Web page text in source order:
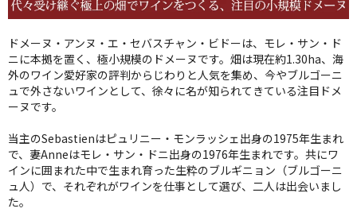
ドメーヌ・アンヌ・エ・セバスチャン・ビドーは、モレ・サン・ド
ニに本拠を置く、極小規模のドメーヌです。畑は現在約1.30ha、海
外のワイン愛好家の評判からじわりと人気を集め、今やブルゴーニ
ュで外さないワインとして、徐々に名が知られてきている注目ドメ
ーヌです。
当主のSebastienはピュリニー・モンラッシェ出身の1975年生まれ
で、妻Anneはモレ・サン・ドニ出身の1976年生まれです。共にワ
インに囲まれた中で生まれ育った生粋のブルギニョン（ブルゴーニ
ュ人）で、それぞれがワインを仕事として選び、二人は出会いまし
た。